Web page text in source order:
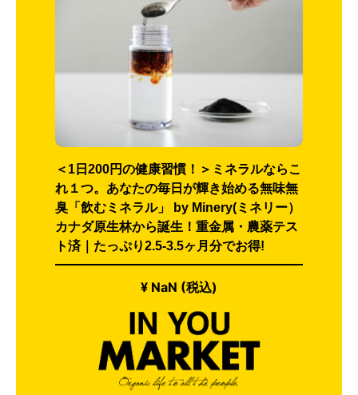
＜1日200円の健康習慣！＞ミネラルならこ
れ１つ。あなたの毎日が輝き始める無味無
臭「飲むミネラル」 by Minery(ミネリー）
カナダ原生林から誕生！重金属・農薬テス
ト済｜たっぷり2.5-3.5ヶ月分でお得!
¥ NaN (税込)